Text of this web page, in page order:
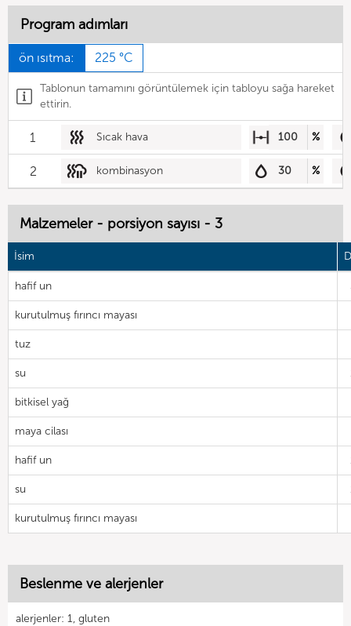
Program adımları
ön ısıtma: 225 °C
Tablonun tamamını görüntülemek için tabloyu sağa hareket
ettirin.
1 Sıcak hava 100 %
2 kombinasyon 30 %
Malzemeler - porsiyon sayısı - 3
İsim
hafif un
kurutulmuş fırıncı mayası
tuz
su
bitkisel yağ
maya cilası
hafif un
su
kurutulmuş fırıncı mayası
Beslenme ve alerjenler
alerjenler: 1, gluten